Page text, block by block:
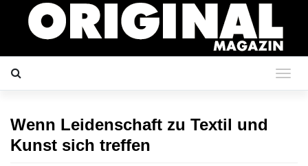
Wenn Leidenschaft zu Textil und
Kunst sich treffen